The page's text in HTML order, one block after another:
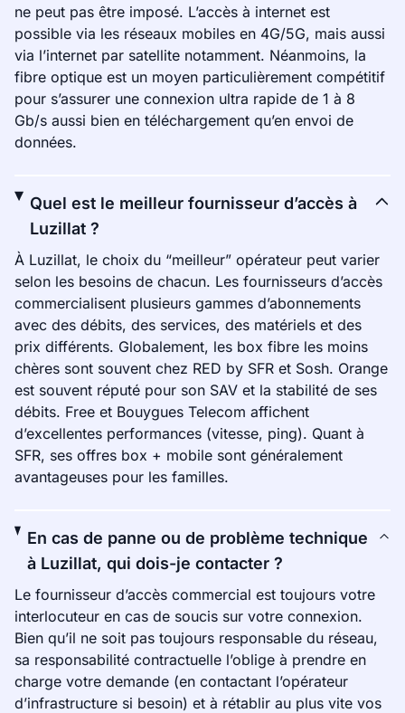
ne peut pas être imposé. L’accès à internet est
possible via les réseaux mobiles en 4G/5G, mais aussi
via l’internet par satellite notamment. Néanmoins, la
fibre optique est un moyen particulièrement compétitif
pour s’assurer une connexion ultra rapide de 1 à 8
Gb/s aussi bien en téléchargement qu’en envoi de
données.
Quel est le meilleur fournisseur d’accès à
Luzillat ?
À Luzillat, le choix du “meilleur” opérateur peut varier
selon les besoins de chacun. Les fournisseurs d’accès
commercialisent plusieurs gammes d’abonnements
avec des débits, des services, des matériels et des
prix différents. Globalement, les box fibre les moins
chères sont souvent chez RED by SFR et Sosh. Orange
est souvent réputé pour son SAV et la stabilité de ses
débits. Free et Bouygues Telecom affichent
d’excellentes performances (vitesse, ping). Quant à
SFR, ses offres box + mobile sont généralement
avantageuses pour les familles.
En cas de panne ou de problème technique
à Luzillat, qui dois-je contacter ?
Le fournisseur d’accès commercial est toujours votre
interlocuteur en cas de soucis sur votre connexion.
Bien qu’il ne soit pas toujours responsable du réseau,
sa responsabilité contractuelle l’oblige à prendre en
charge votre demande (en contactant l’opérateur
d’infrastructure si besoin) et à rétablir au plus vite vos